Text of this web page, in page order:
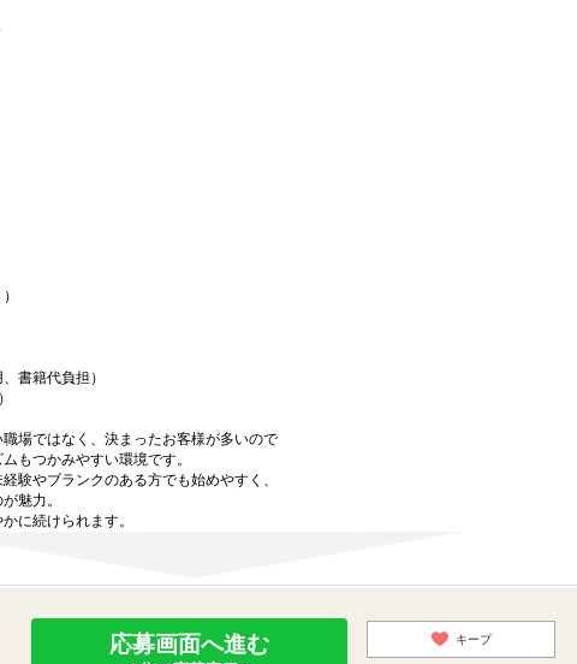
書籍代負担）
場ではなく、決まったお客様が多いので
もつかみやすい環境です。
験やブランクのある方でも始めやすく、
魅力。
に続けられます。
応募画面へ進む キープ